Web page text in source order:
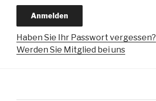
Haben Sie Ihr Passwort vergessen?
Werden Sie Mitglied bei uns